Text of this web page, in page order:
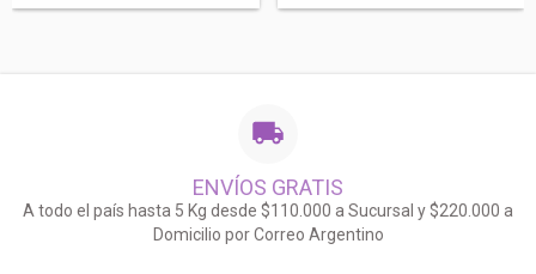
ENVÍOS GRATIS
A todo el país hasta 5 Kg desde $110.000 a Sucursal y $220.000 a
Domicilio por Correo Argentino